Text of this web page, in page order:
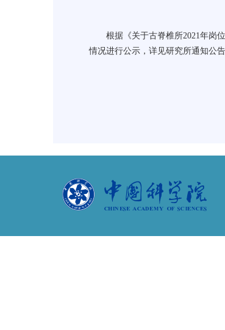
根据《关于古脊椎所2021年岗
情况进行公示，详见研究所通知公告